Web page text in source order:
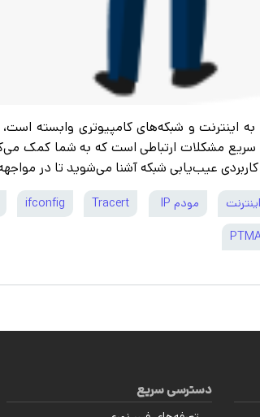
اینترنت و شبکه‌های کامپیوتری وابسته
سریع مشکلات ارتباطی است که به شما کمک
کاربردی عیب‌یابی شبکه آشنا می‌شوید تا در
اینترنت مودم IP Tracert
ifconfig
دسترسی سریع